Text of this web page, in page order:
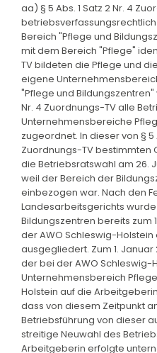
aa) § 5 Abs. 1 Satz 2 Nr. 4
Bereich "Pflege und
mit dem Bereich "Pflege"
TV bildeten die Pflege und
eigene
"Pflege und Bildungszentren"
Nr. 4 Zuordnungs-TV alle
Unternehmensbereiche
zugeordnet. In dieser von § 5
Zuordnungs-TV bestimmten
die Betriebsratswahl am 26.
weil der Bereich der
einbezogen war. Nach den
Landesarbeitsgerichts
Bildungszentren bereits zum
der AWO Schleswig-
ausgegliedert. Zum 1.
der bei der AWO Schleswig-
Unternehmensbereich
Holstein auf die
dass von diesem Zeitpunkt
Betriebsführung von dieser
streitige Neuwahl des
Arbeitgeberin erfolgte